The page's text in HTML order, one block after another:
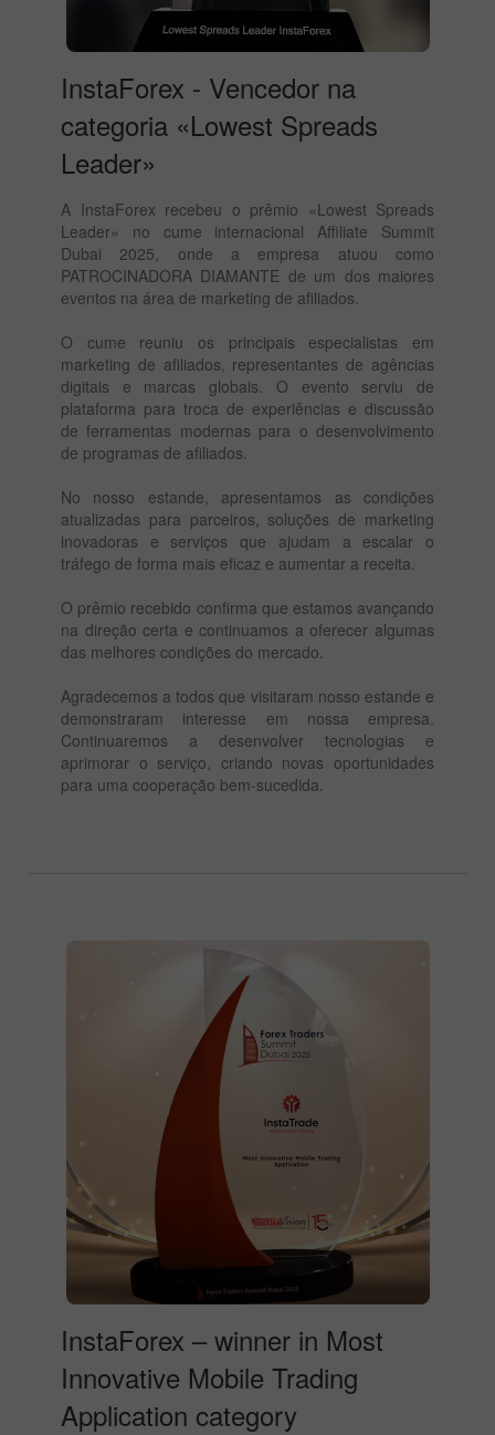
InstaForex - Vencedor na
categoria «Lowest Spreads
Leader»
A InstaForex recebeu o prêmio «Lowest Spreads
Leader» no cume internacional Affiliate Summit
Dubai 2025, onde a empresa atuou como
PATROCINADORA DIAMANTE de um dos maiores
eventos na área de marketing de afiliados.
O cume reuniu os principais especialistas em
marketing de afiliados, representantes de agências
digitais e marcas globais. O evento serviu de
plataforma para troca de experiências e discussão
de ferramentas modernas para o desenvolvimento
de programas de afiliados.
No nosso estande, apresentamos as condições
atualizadas para parceiros, soluções de marketing
inovadoras e serviços que ajudam a escalar o
tráfego de forma mais eficaz e aumentar a receita.
O prêmio recebido confirma que estamos avançando
na direção certa e continuamos a oferecer algumas
das melhores condições do mercado.
Agradecemos a todos que visitaram nosso estande e
demonstraram interesse em nossa empresa.
Continuaremos a desenvolver tecnologias e
aprimorar o serviço, criando novas oportunidades
para uma cooperação bem-sucedida.
InstaForex – winner in Most
Innovative Mobile Trading
Application category